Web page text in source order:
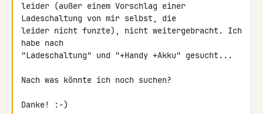
leider (außer einem Vorschlag einer
Ladeschaltung von mir selbst, die
leider nicht funzte), nicht weitergebracht. Ich
habe nach
"Ladeschaltung" und "+Handy +Akku" gesucht...
Nach was könnte ich noch suchen?
Danke! :-)